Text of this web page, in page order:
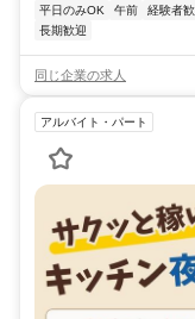
平日のみOK
午前 経験者
長期歓迎
同じ企業の求人
アルバイト・パート